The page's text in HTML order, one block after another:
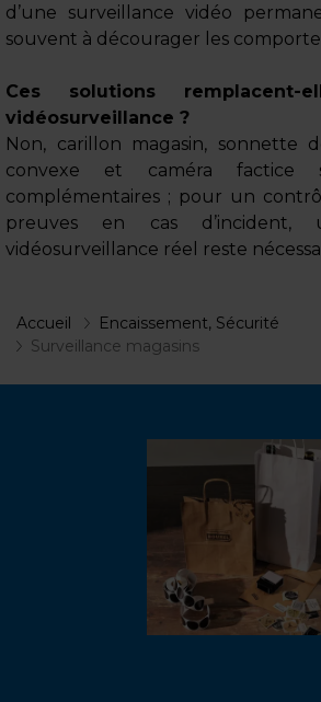
d’une surveillance vidéo
souvent à décourager les
Ces solutions remplacent-
vidéosurveillance ?
Non, carillon magasin, sonnette
convexe et caméra factice
complémentaires ; pour un
preuves en cas d’incident,
vidéosurveillance réel reste
Accueil
Encaissement, Sécurité
Surveillance magasins